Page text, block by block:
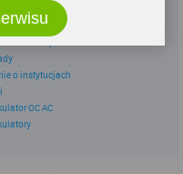
Ekstra
o instytucjach
OC AC
możliwy jest do
każdego użytkownika. Bez
w plikach cookies mogą
w technologii cookies jest
Rankomat Sp. z o. o. Sp.
88, 01 - 141 Warszawa.
skontaktować się z
jak również wyrazić